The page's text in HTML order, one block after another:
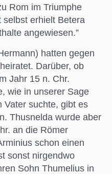
Rom im Triumphe
selbst erhielt Betera
angewiesen.”
hatten gegen
Darüber, ob
Jahr 15 n. Chr.
wie in unserer Sage
Vater suchte, gibt es
Thusnelda wurde aber
an die Römer
schon einen
sonst nirgendwo
Sohn Thumelius in